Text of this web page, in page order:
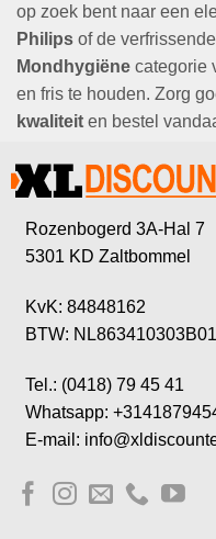
op zoek bent naar een
Philips of de
Mondhygiëne categorie
en fris te houden. Zorg
kwaliteit en bestel
Rozenbogerd 3A-Hal 7
5301 KD Zaltbommel
KvK: 84848162
BTW: NL863410303B01
Tel.: (0418) 79 45 41
Whatsapp:
E-mail: